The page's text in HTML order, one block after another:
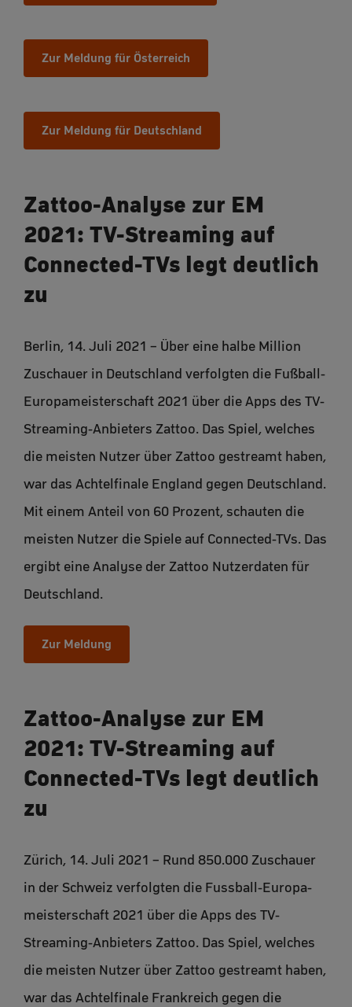
Zur Meldung für Österreich
Zur Meldung für Deutschland
Zattoo-Analyse zur EM
2021: TV-Streaming auf
Connected-TVs legt deutlich
zu
Berlin, 14. Juli 2021 – Über eine halbe Million
Zuschauer in Deutschland verfolgten die Fußball-
Europameisterschaft 2021 über die Apps des TV-
Streaming-Anbieters Zattoo. Das Spiel, welches
die meisten Nutzer über Zattoo gestreamt haben,
war das Achtelfinale England gegen Deutschland.
Mit einem Anteil von 60 Prozent, schauten die
meisten Nutzer die Spiele auf Connected-TVs. Das
ergibt eine Analyse der Zattoo Nutzerdaten für
Deutschland.
Zur Meldung
Zattoo-Analyse zur EM
2021: TV-Streaming auf
Connected-TVs legt deutlich
zu
Zürich, 14. Juli 2021 – Rund 850.000 Zuschauer
in der Schweiz verfolgten die Fussball-Europa-
meisterschaft 2021 über die Apps des TV-
Streaming-Anbieters Zattoo. Das Spiel, welches
die meisten Nutzer über Zattoo gestreamt haben,
war das Achtelfinale Frankreich gegen die